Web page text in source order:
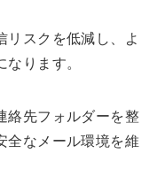
リスクを低減し、よ
ります。
絡先フォルダーを整
全なメール環境を維